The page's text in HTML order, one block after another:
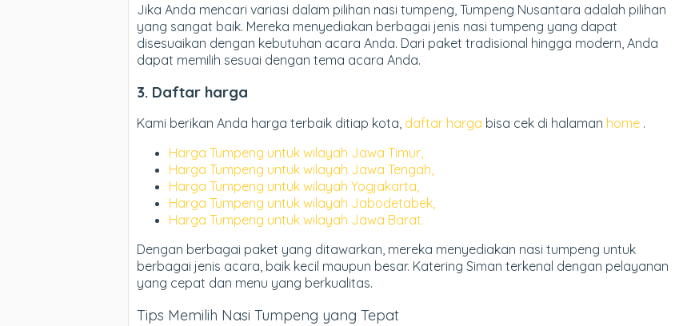
Jika Anda mencari variasi dalam pilihan nasi tumpeng, Tumpeng Nusantara adalah pilihan
yang sangat baik. Mereka menyediakan berbagai jenis nasi tumpeng yang dapat
disesuaikan dengan kebutuhan acara Anda. Dari paket tradisional hingga modern, Anda
dapat memilih sesuai dengan tema acara Anda.
3. Daftar harga
Kami berikan Anda harga terbaik ditiap kota, daftar harga bisa cek di halaman home .
Harga Tumpeng untuk wilayah Jawa Timur,
Harga Tumpeng untuk wilayah Jawa Tengah,
Harga Tumpeng untuk wilayah Yogjakarta,
Harga Tumpeng untuk wilayah Jabodetabek,
Harga Tumpeng untuk wilayah Jawa Barat.
Dengan berbagai paket yang ditawarkan, mereka menyediakan nasi tumpeng untuk
berbagai jenis acara, baik kecil maupun besar. Katering Siman terkenal dengan pelayanan
yang cepat dan menu yang berkualitas.
Tips Memilih Nasi Tumpeng yang Tepat